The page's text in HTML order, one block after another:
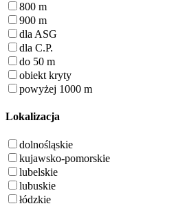
800 m
900 m
dla ASG
dla C.P.
do 50 m
obiekt kryty
powyżej 1000 m
Lokalizacja
dolnośląskie
kujawsko-pomorskie
lubelskie
lubuskie
łódzkie